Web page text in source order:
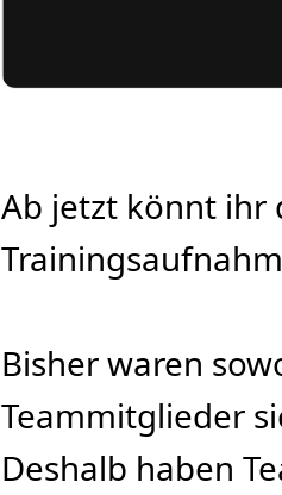
Ab jetzt könnt ihr
Bisher waren
Teammitglieder
Deshalb haben